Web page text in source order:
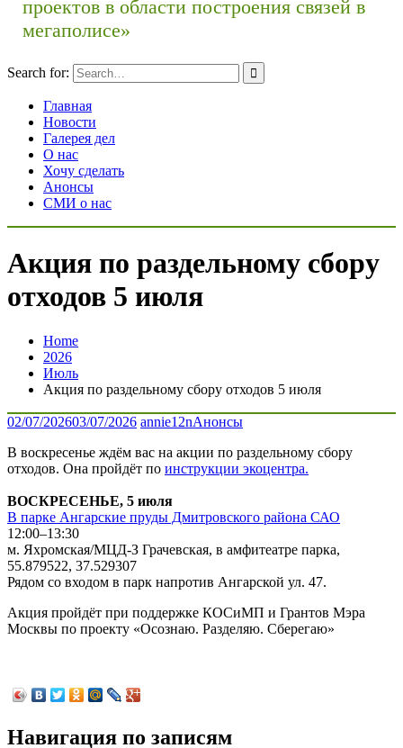
проектов в области построения связей в
мегаполисе»
Search for:
Главная
Новости
Галерея дел
О нас
Хочу сделать
Анонсы
СМИ о нас
Акция по раздельному сбору
отходов 5 июля
Home
2026
Июль
Акция по раздельному сбору отходов 5 июля
02/07/202603/07/2026 annie12nАнонсы
В воскресенье ждём вас на акции по раздельному сбору
отходов. Она пройдёт по инструкции экоцентра.
ВОСКРЕСЕНЬЕ, 5 июля
В парке Ангарские пруды Дмитровского района САО
12:00–13:30
м. Яхромская/МЦД-З Грачевская, в амфитеатре парка,
55.879522, 37.529307
Рядом со входом в парк напротив Ангарской ул. 47.
Акция пройдёт при поддержке КОСиМП и Грантов Мэра
Москвы по проекту «Осознаю. Разделяю. Сберегаю»
Навигация по записям